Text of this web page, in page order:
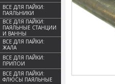
ВСЕ ДЛЯ ПАЙКИ:
ПАЯЛЬНИКИ
ВСЕ ДЛЯ ПАЙКИ:
ПАЯЛЬНЫЕ СТАНЦИИ
И ВАННЫ
ВСЕ ДЛЯ ПАЙКИ:
ЖАЛА
ВСЕ ДЛЯ ПАЙКИ:
ПРИПОИ
ВСЕ ДЛЯ ПАЙКИ:
ФЛЮСЫ ПАЯЛЬНЫЕ